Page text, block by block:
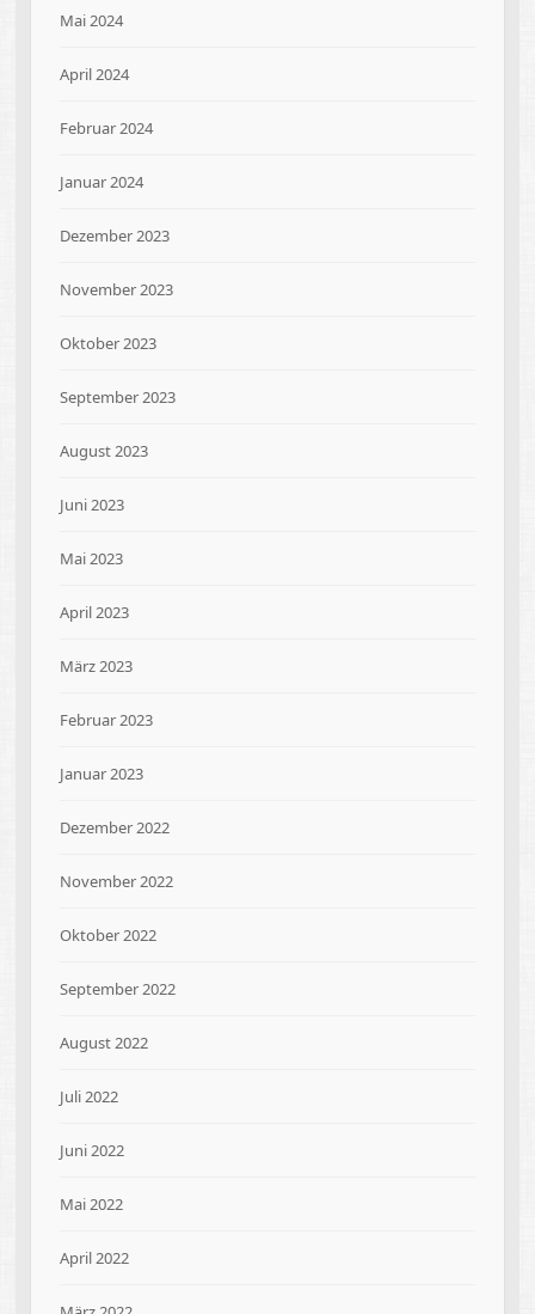
Mai 2024
April 2024
Februar 2024
Januar 2024
Dezember 2023
November 2023
Oktober 2023
September 2023
August 2023
Juni 2023
Mai 2023
April 2023
März 2023
Februar 2023
Januar 2023
Dezember 2022
November 2022
Oktober 2022
September 2022
August 2022
Juli 2022
Juni 2022
Mai 2022
April 2022